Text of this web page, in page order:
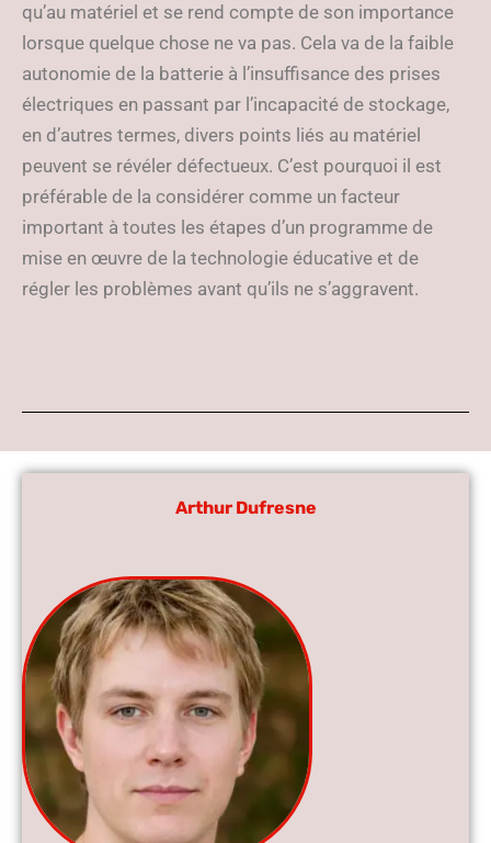
qu’au matériel et se rend compte de son importance
lorsque quelque chose ne va pas. Cela va de la faible
autonomie de la batterie à l’insuffisance des prises
électriques en passant par l’incapacité de stockage,
en d’autres termes, divers points liés au matériel
peuvent se révéler défectueux. C’est pourquoi il est
préférable de la considérer comme un facteur
important à toutes les étapes d’un programme de
mise en œuvre de la technologie éducative et de
régler les problèmes avant qu’ils ne s’aggravent.
Arthur Dufresne